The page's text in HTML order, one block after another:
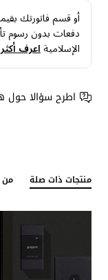
أو قسم فاتورتك
دفعات بدون رسوم
الإسلاميةاعرف أكثر
اطرح سؤالا حول
منتجات ذات صلة من